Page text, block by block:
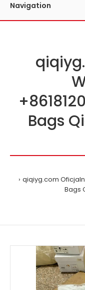
Navigation
Bags
qiqiyg.com
Bags